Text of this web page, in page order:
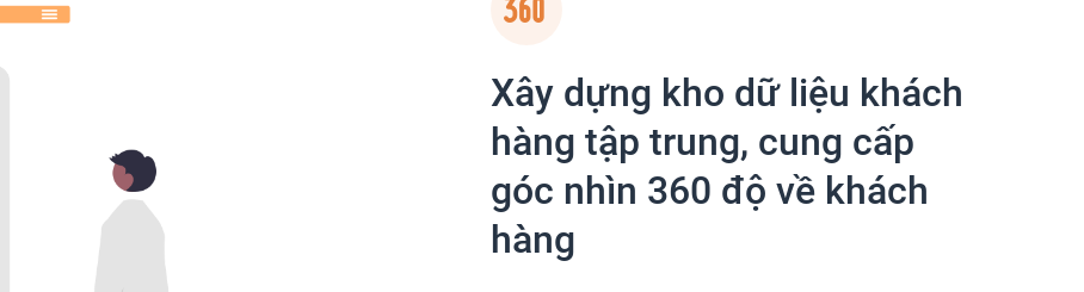
Xây dựng kho dữ liệu khách
hàng tập trung, cung cấp
góc nhìn 360 độ về khách
hàng